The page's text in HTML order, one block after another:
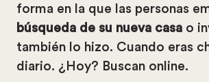
forma en la que las personas
búsqueda de su nueva casa o
también lo hizo. Cuando eras
diario. ¿Hoy? Buscan online.